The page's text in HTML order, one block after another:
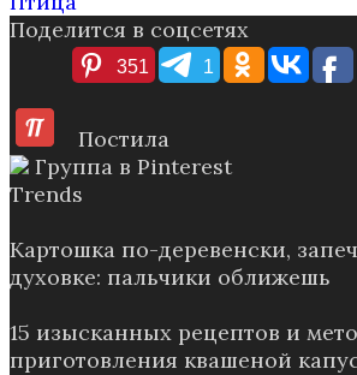
Поделится в соцсетях
351 1
Постила
Группа в Pinterest
Trends
Картошка по-деревенски,
духовке: пальчики оближешь
15 изысканных рецептов и
приготовления квашеной